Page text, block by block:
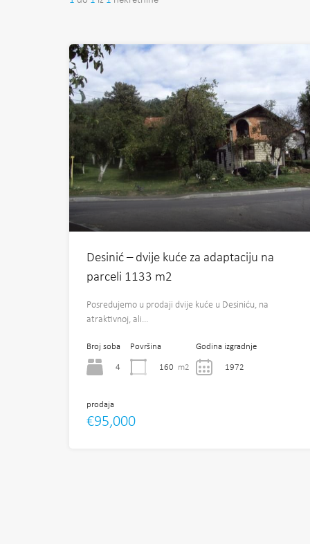
Desinić – dvije kuće za adaptaciju na
parceli 1133 m2
Posredujemo u prodaji dvije kuće u Desiniću, na
atraktivnoj, ali…
Broj soba
4
Površina
160 m2
Godina izgradnje
1972
prodaja
€95,000